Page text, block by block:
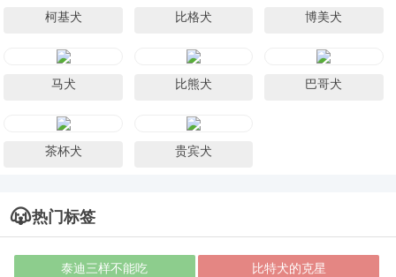
柯基犬 比格犬 博美犬
马犬 比熊犬 巴哥犬
茶杯犬 贵宾犬
热门标签
泰迪三样不能吃 比特犬的克星